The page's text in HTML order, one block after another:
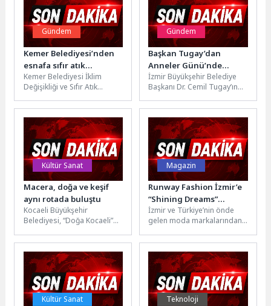
Gündem
Kemer Belediyesi’nden
esnafa sıfır atık
bilgilendirmesi
Kemer Belediyesi İklim
Değişikliği ve Sıfır Atık
dönüştürülebilir atıkların
doğru şekilde ayrıştırılması...
Gündem
Başkan Tugay’dan
Anneler Günü’nde
duygulandıran sürpriz
İzmir Büyükşehir Belediye
Başkanı Dr. Cemil Tugay’ın
katıldığı televizyon
programında okuduğu
“Anadolu’nun...
Kültür Sanat
Macera, doğa ve keşif
aynı rotada buluştu
Kocaeli Büyükşehir
Belediyesi, “Doğa Kocaeli”
Ormanya’da macera dolu bir
gece yürüyüşü düzenledi. 4...
Magazin
Runway Fashion İzmir’e
“Shining Dreams”
defilesiyle JM Bride’s
damga vurdu
İzmir ve Türkiye’nin önde
gelen moda markalarından
“Shining Dreams”
koleksiyonunu Runway...
Kültür Sanat Teknoloji